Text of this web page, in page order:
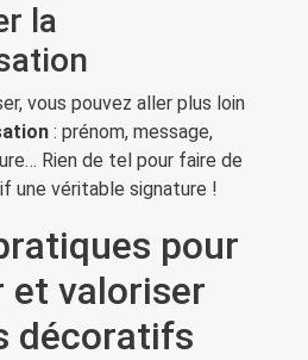
la
vous pouvez aller plus loin
: prénom, message,
Rien de tel pour faire de
une véritable signature !
pour
et valoriser
décoratifs